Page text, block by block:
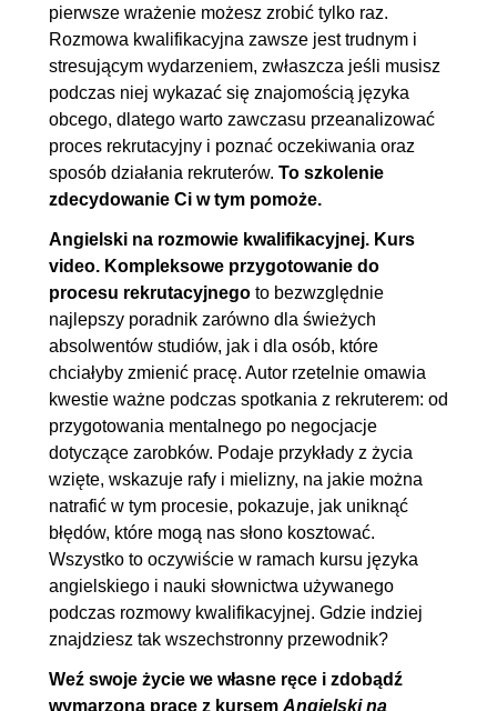
2.3. Zaszpanuj wiedzą
00:04:33
2.4. Zaszpanuj ? słownictwo
00:14:37
2.5. Zaszpanuj ? struktura
00:10:02
2.6. Zaszpanuj ? logika
OGLĄDAJ »
00:06:18
2.7. Zaszpanuj ? gramatyka B1
00:25:01
2.8. Zaszpanuj ? gramatyka B2
3. Gdy już zaproszą Cię do firmy...
3.1. Elevator pitch
00:12:28
3.2. What is your biggest
3.3. What is your biggest
strength?
00:12:04
3.4. How you solved a recent
problem you encountered?
00:13:12
3.5. Why do you want to leave
your current job?
3.6. How do you handle
criticism?
00:08:40
pierwsze wrażenie możesz zrobić tylko raz.
Rozmowa kwalifikacyjna zawsze jest trudnym i
stresującym wydarzeniem, zwłaszcza jeśli musisz
podczas niej wykazać się znajomością języka
obcego, dlatego warto zawczasu przeanalizować
proces rekrutacyjny i poznać oczekiwania oraz
sposób działania rekruterów. To szkolenie
zdecydowanie Ci w tym pomoże.
Angielski na rozmowie kwalifikacyjnej. Kurs
video. Kompleksowe przygotowanie do
procesu rekrutacyjnego to bezwzględnie
najlepszy poradnik zarówno dla świeżych
absolwentów studiów, jak i dla osób, które
chciałyby zmienić pracę. Autor rzetelnie omawia
kwestie ważne podczas spotkania z rekruterem: od
przygotowania mentalnego po negocjacje
dotyczące zarobków. Podaje przykłady z życia
wzięte, wskazuje rafy i mielizny, na jakie można
natrafić w tym procesie, pokazuje, jak uniknąć
błędów, które mogą nas słono kosztować.
Wszystko to oczywiście w ramach kursu języka
angielskiego i nauki słownictwa używanego
podczas rozmowy kwalifikacyjnej. Gdzie indziej
znajdziesz tak wszechstronny przewodnik?
Weź swoje życie we własne ręce i zdobądź
wymarzoną pracę z kursem Angielski na